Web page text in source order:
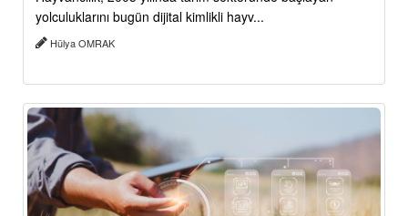
yolculuklarını bugün dijital kimlikli hayv...
Hülya OMRAK